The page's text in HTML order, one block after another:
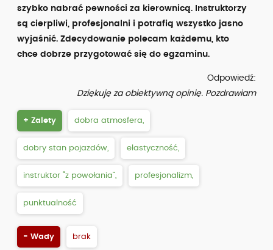
szybko nabrać pewności za kierownicą. Instruktorzy
są cierpliwi, profesjonalni i potrafią wszystko jasno
wyjaśnić. Zdecydowanie polecam każdemu, kto
chce dobrze przygotować się do egzaminu.
Odpowiedź:
Dziękuję za obiektywną opinię. Pozdrawiam
+ Zalety dobra atmosfera,
dobry stan pojazdów, elastyczność,
instruktor “z powołania”, profesjonalizm,
punktualność
- Wady brak